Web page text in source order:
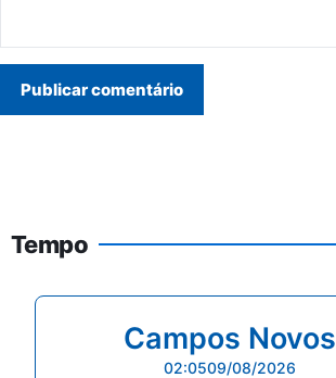
Tempo
Campos Novos
02:0509/08/2026